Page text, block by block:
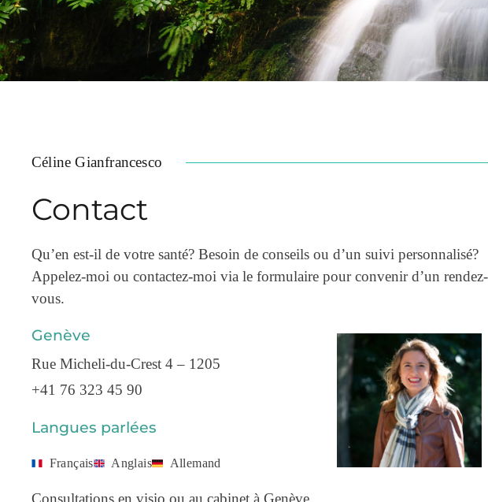
Céline Gianfrancesco
Contact
Qu’en est-il de votre santé? Besoin de conseils ou d’un suivi personnalisé?
Appelez-moi ou contactez-moi via le formulaire pour convenir d’un rendez-
vous.
Genève
Rue Micheli-du-Crest 4 – 1205
+41 76 323 45 90
Langues parlées
Français Anglais Allemand